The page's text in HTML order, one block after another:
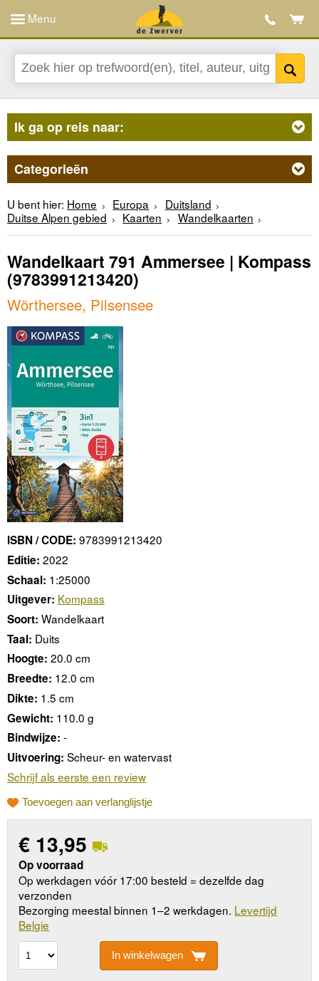
Menu
Ik ga op reis naar:
Categorieën
U bent hier: Home Europa
Duitsland
Duitse Alpen gebied
Kaarten Wandelkaarten
Wandelkaart 791 Ammersee | Kompass
(9783991213420)
Wörthersee, Pilsensee
ISBN / CODE: 9783991213420
Editie: 2022
Schaal: 1:25000
Uitgever: Kompass
Soort: Wandelkaart
Taal: Duits
Hoogte: 20.0 cm
Breedte: 12.0 cm
Dikte: 1.5 cm
Gewicht: 110.0 g
Bindwijze: -
Uitvoering: Scheur- en watervast
Schrijf als eerste een review
Toevoegen aan verlanglijstje
€ 13,95
Op voorraad
Op werkdagen vóór 17:00 besteld = dezelfde dag
verzonden
Bezorging meestal binnen 1–2 werkdagen. Levertijd
Belgie
In winkelwagen